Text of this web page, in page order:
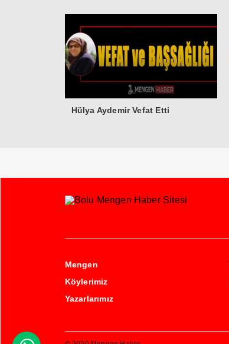
Hülya Aydemir Vefat Etti
Mengen
Köylerimiz
Yazarlarımız